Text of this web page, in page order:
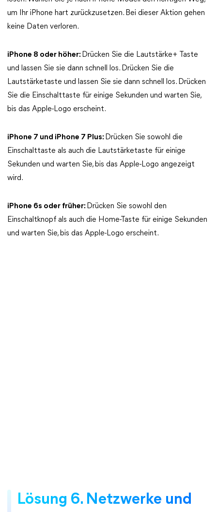
um Ihr iPhone hart zurückzusetzen. Bei dieser Aktion gehen
keine Daten verloren.
iPhone 8 oder höher: Drücken Sie die Lautstärke+ Taste
und lassen Sie sie dann schnell los. Drücken Sie die
Lautstärketaste und lassen Sie sie dann schnell los. Drücken
Sie die Einschalttaste für einige Sekunden und warten Sie,
bis das Apple-Logo erscheint.
iPhone 7 und iPhone 7 Plus: Drücken Sie sowohl die
Einschalttaste als auch die Lautstärketaste für einige
Sekunden und warten Sie, bis das Apple-Logo angezeigt
wird.
iPhone 6s oder früher: Drücken Sie sowohl den
Einschaltknopf als auch die Home-Taste für einige Sekunden
und warten Sie, bis das Apple-Logo erscheint.
Lösung 6. Netzwerke und